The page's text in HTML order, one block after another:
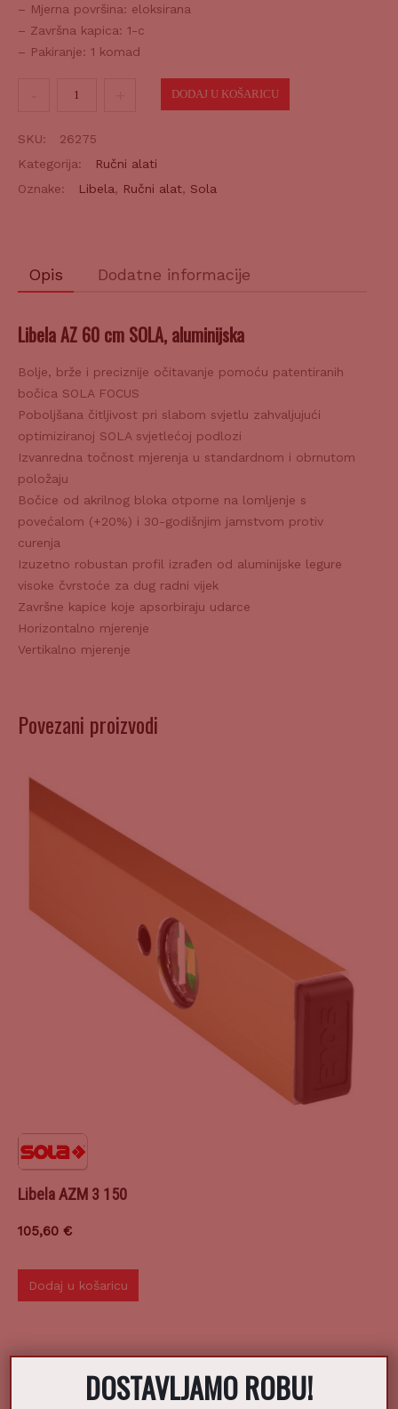
– Mjerna površina: eloksirana
– Završna kapica: 1-c
– Pakiranje: 1 komad
Libela
DODAJ U KOŠARICU
SKU:
26275
Kategorija:
Ručni alati
Oznake:
Libela, Ručni alat, Sola
Opis Dodatne informacije
Libela AZ 60 cm SOLA, aluminijska
Bolje, brže i preciznije očitavanje pomoću patentiranih
bočica SOLA FOCUS
Poboljšana čitljivost pri slabom svjetlu zahvaljujući
optimiziranoj SOLA svjetlećoj podlozi
Izvanredna točnost mjerenja u standardnom i obrnutom
položaju
Bočice od akrilnog bloka otporne na lomljenje s
povećalom (+20%) i 30-godišnjim jamstvom protiv
curenja
Izuzetno robustan profil izrađen od aluminijske legure
visoke čvrstoće za dug radni vijek
Završne kapice koje apsorbiraju udarce
Horizontalno mjerenje
Vertikalno mjerenje
Povezani proizvodi
Libela AZM 3 150
105,60 €
Dodaj u košaricu
DOSTAVLJAMO ROBU!